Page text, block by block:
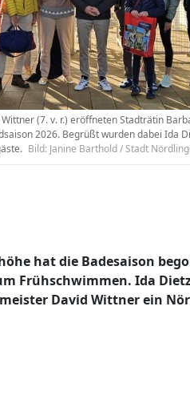
(7. v. r.) eröffneten Stadträtin
2026. Begrüßt wurden dabei Ida
Bild: Janine Barthold / Stadt
hat die Badesaison
Frühschwimmen. Ida
David Wittner ein